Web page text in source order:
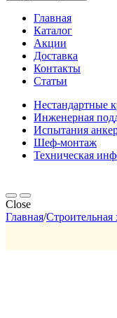
Главная
Каталог
Акции
Доставка
Контакты
Статьи
Нестандартные
Инженерная
Испытания
Шеф-монтаж
Техническая
Close
Главная/Строительная